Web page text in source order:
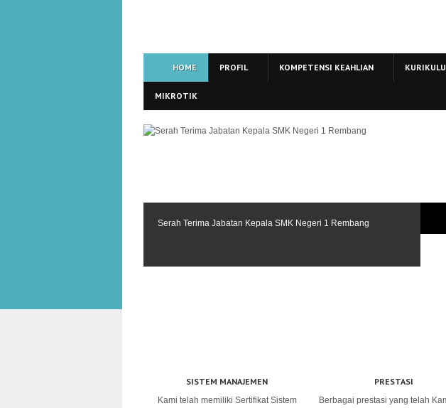
HOME PROFIL KOMPETENSI KEAHLIAN
MIKROTIK
Serah Terima Jabatan Kepala SMK Negeri 1 Rembang
SISTEM MANAJEMEN
Kami telah memiliki Sertifikat Sistem
PRESTASI
Berbagai prestasi yang telah